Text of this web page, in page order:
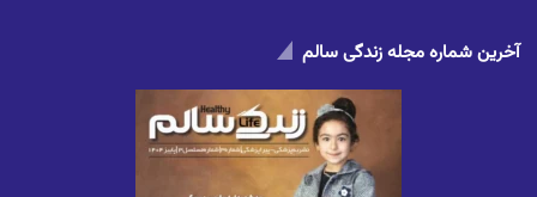
آخرین شماره مجله زندگی سالم